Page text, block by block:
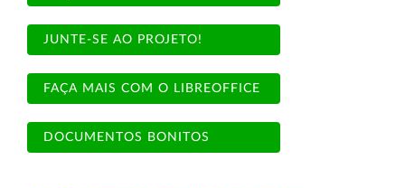
JUNTE-SE AO PROJETO!
FAÇA MAIS COM O LIBREOFFICE
DOCUMENTOS BONITOS